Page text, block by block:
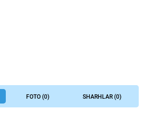
FOTO (0) SHARHLAR (0)